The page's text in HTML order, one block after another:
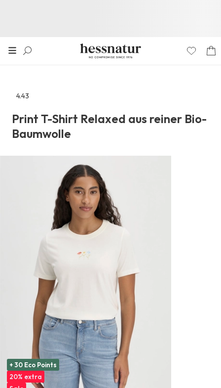
+ 30 Eco Points
20% extra
Zu
Reviews
4.43
Print T-Shirt Relaxed aus reiner Bio-
Baumwolle